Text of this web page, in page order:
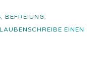
, BEFREIUNG,
SCHREIBE EINEN